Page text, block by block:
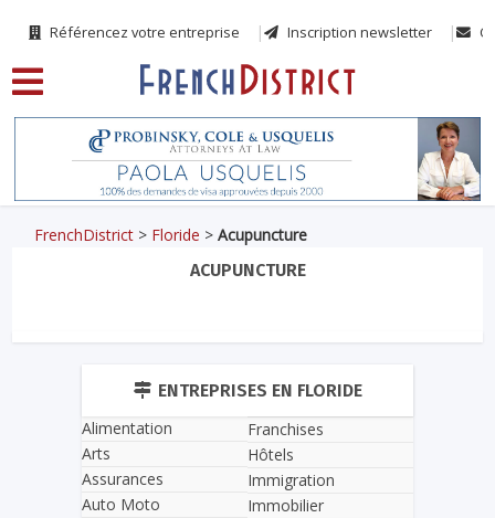
Référencez votre entreprise Inscription newsletter
FrenchDistrict > Floride >Acupuncture
ACUPUNCTURE
ENTREPRISES EN FLORIDE
Alimentation
Arts
Assurances
Auto Moto
Franchises
Hôtels
Immigration
Immobilier